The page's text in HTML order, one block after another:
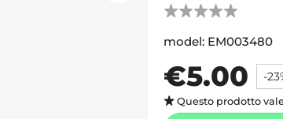
model: EM003480
-
€5.00
Questo prodotto